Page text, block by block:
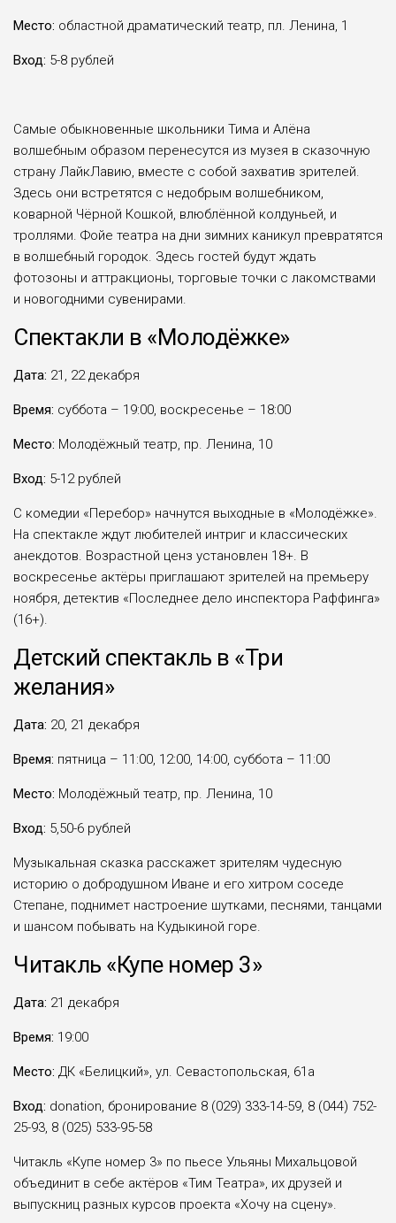
Место: областной драматический театр, пл. Ленина, 1
Вход: 5-8 рублей
Самые обыкновенные школьники Тима и Алёна
волшебным образом перенесутся из музея в сказочную
страну ЛайкЛавию, вместе с собой захватив зрителей.
Здесь они встретятся с недобрым волшебником,
коварной Чёрной Кошкой, влюблённой колдуньей, и
троллями. Фойе театра на дни зимних каникул превратятся
в волшебный городок. Здесь гостей будут ждать
фотозоны и аттракционы, торговые точки с лакомствами
и новогодними сувенирами.
Спектакли в «Молодёжке»
Дата: 21, 22 декабря
Время: суббота – 19:00, воскресенье – 18:00
Место: Молодёжный театр, пр. Ленина, 10
Вход: 5-12 рублей
С комедии «Перебор» начнутся выходные в «Молодёжке».
На спектакле ждут любителей интриг и классических
анекдотов. Возрастной ценз установлен 18+. В
воскресенье актёры приглашают зрителей на премьеру
ноября, детектив «Последнее дело инспектора Раффинга»
(16+).
Детский спектакль в «Три
желания»
Дата: 20, 21 декабря
Время: пятница – 11:00, 12:00, 14:00, суббота – 11:00
Место: Молодёжный театр, пр. Ленина, 10
Вход: 5,50-6 рублей
Музыкальная сказка расскажет зрителям чудесную
историю о добродушном Иване и его хитром соседе
Степане, поднимет настроение шутками, песнями, танцами
и шансом побывать на Кудыкиной горе.
Читакль «Купе номер 3»
Дата: 21 декабря
Время: 19:00
Место: ДК «Белицкий», ул. Севастопольская, 61а
Вход: donation, бронирование 8 (029) 333-14-59, 8 (044) 752-
25-93, 8 (025) 533-95-58
Читакль «Купе номер 3» по пьесе Ульяны Михальцовой
объединит в себе актёров «Тим Театра», их друзей и
выпускниц разных курсов проекта «Хочу на сцену».